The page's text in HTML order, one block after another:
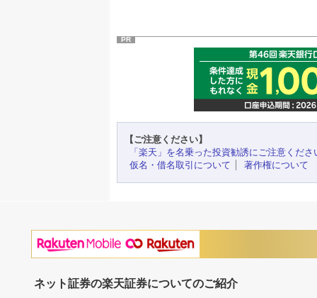
PR
【ご注意ください】
「楽天」を名乗った投資勧誘にご注意くださ
仮名・借名取引について
著作権について
ネット証券の楽天証券についてのご紹介